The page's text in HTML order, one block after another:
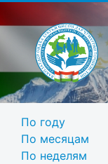
По году
По месяцам
По неделям